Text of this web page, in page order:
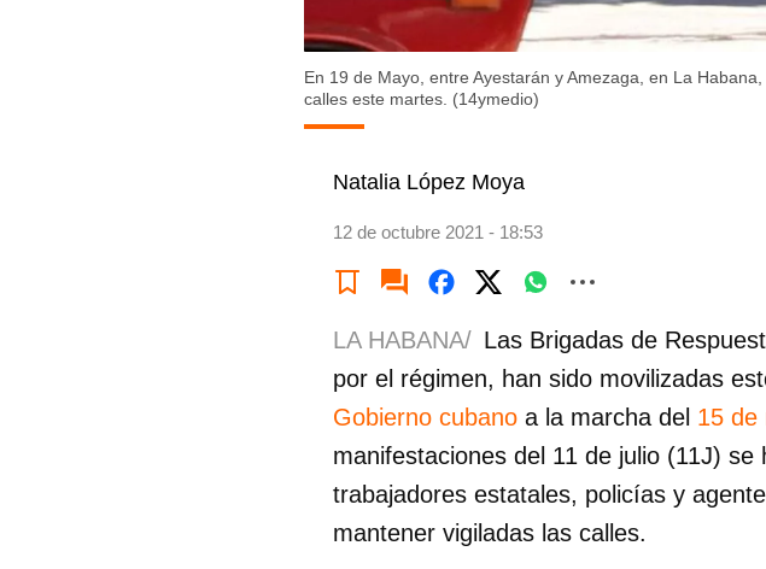
En 19 de Mayo, entre Ayestarán y Amezaga, en La
calles este martes. (14ymedio)
Natalia López Moya
12 de octubre 2021 - 18:53
LA HABANA/ Las Brigadas de
por el régimen, han sido movilizadas
Gobierno cubano a la marcha del 15 de
manifestaciones del 11 de julio (11J)
trabajadores estatales, policías y
mantener vigiladas las calles.